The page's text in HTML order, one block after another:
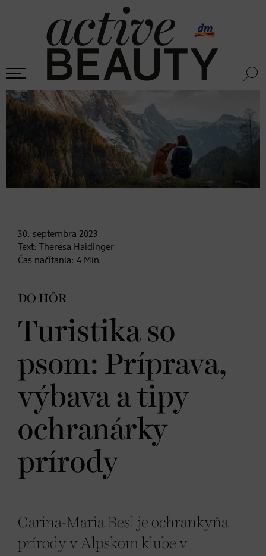
30. septembra 2023
Text:
Theresa Haidinger
Čas načítania: 4 Min.
DO HÔR
Turistika so
psom: Príprava,
výbava a tipy
ochranárky
prírody
Carina-Maria Besl je ochrankyňa
prírody v Alpskom klube v